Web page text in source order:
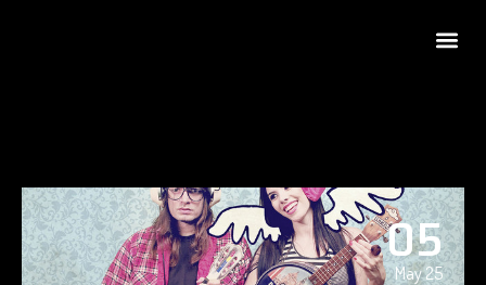
05
May 25